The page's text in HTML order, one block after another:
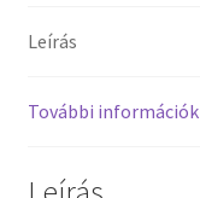
Leírás
További információk